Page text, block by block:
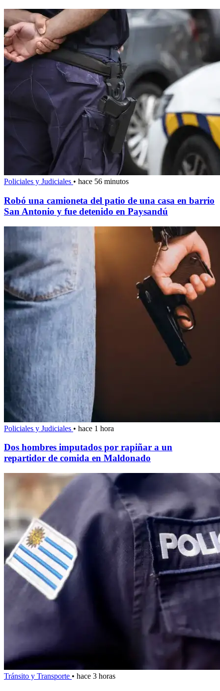
Policiales y Judiciales • hace 56 minutos
Robó una camioneta del patio de una casa en barrio
San Antonio y fue detenido en Paysandú
Policiales y Judiciales • hace 1 hora
Dos hombres imputados por rapiñar a un
repartidor de comida en Maldonado
Tránsito y Transporte • hace 3 horas